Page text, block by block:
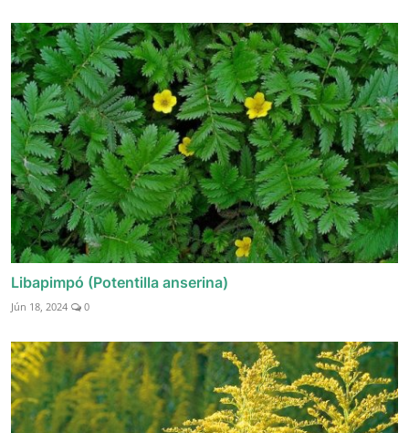
Libapimpó (Potentilla anserina)
Jún 18, 2024 0